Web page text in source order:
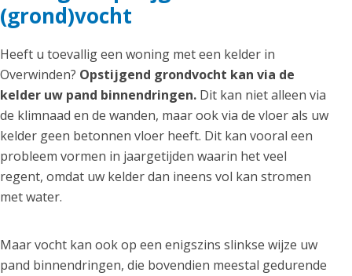
(grond)vocht
Heeft u toevallig een woning met een kelder in
Overwinden? Opstijgend grondvocht kan via de
kelder uw pand binnendringen. Dit kan niet alleen via
de klimnaad en de wanden, maar ook via de vloer als uw
kelder geen betonnen vloer heeft. Dit kan vooral een
probleem vormen in jaargetijden waarin het veel
regent, omdat uw kelder dan ineens vol kan stromen
met water.
Maar vocht kan ook op een enigszins slinkse wijze uw
pand binnendringen, die bovendien meestal gedurende